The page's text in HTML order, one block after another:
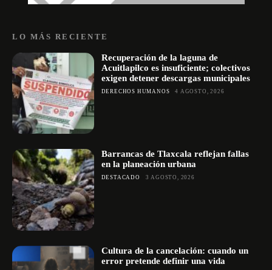
LO MÁS RECIENTE
Recuperación de la laguna de
Acuitlapilco es insuficiente; colectivos
exigen detener descargas municipales
DERECHOS HUMANOS 4 AGOSTO, 2026
Barrancas de Tlaxcala reflejan fallas
en la planeación urbana
DESTACADO 3 AGOSTO, 2026
Cultura de la cancelación: cuando un
error pretende definir una vida